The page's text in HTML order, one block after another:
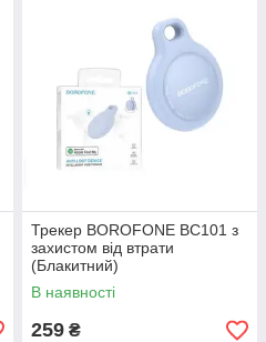
Трекер BOROFONE BC101 з
захистом від втрати
(Блакитний)
В наявності
259 ₴